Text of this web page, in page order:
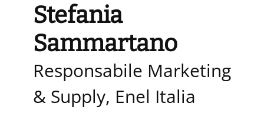
Stefania
Sammartano
Responsabile Marketing
& Supply, Enel Italia